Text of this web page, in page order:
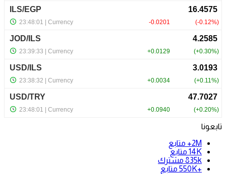
تابعونا
2M+
متابع
14K متابع
835k مشترك
+550K
متابع